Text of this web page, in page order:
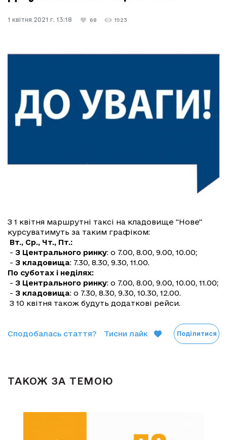
1 квітня 2021 г. 13:18 68 1923
З 1 квітня маршрутні таксі на кладовище "Нове"
курсуватимуть за таким графіком:
Вт., Ср., Чт., Пт.:
- З Центрального ринку: о 7.00, 8.00, 9.00, 10.00;
- З кладовища: 7.30, 8.30, 9.30, 11.00.
По суботах і неділях:
- З Центрального ринку: о 7.00, 8.00, 9.00, 10.00, 11.00;
- З кладовища: о 7.30, 8.30, 9.30, 10.30, 12.00.
З 10 квітня також будуть додаткові рейси.
Сподобалась стаття? Тисни лайк Поділитися
ТАКОЖ ЗА ТЕМОЮ